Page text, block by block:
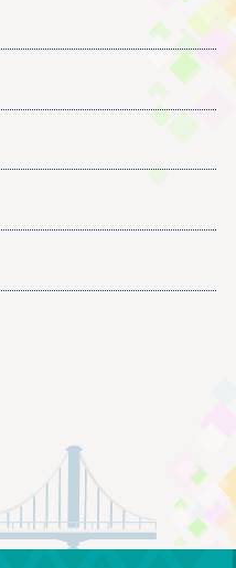
ださい
MRワクチン）の定
ンター内）健康運
ついて
～）のお知らせ
用した事業について